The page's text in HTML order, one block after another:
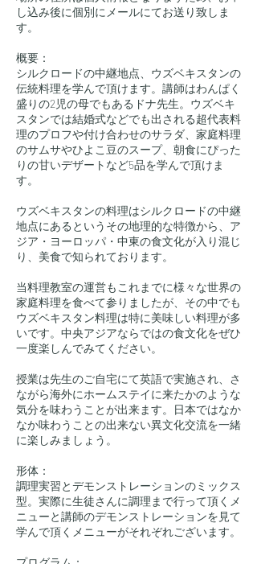
し込み後に個別にメールにてお送り致しま
す。
概要：
シルクロードの中継地点、ウズベキスタンの
伝統料理を学んで頂けます。講師はわんぱく
盛りの2児の母でもあるドナ先生。ウズベキ
スタンでは結婚式などでも出される超代表料
理のプロフや付け合わせのサラダ、家庭料理
のサムサやひよこ豆のスープ、朝食にぴった
りの甘いデザートなど5品を学んで頂けま
す。
ウズベキスタンの料理はシルクロードの中継
地点にあるというその地理的な特徴から、ア
ジア・ヨーロッパ・中東の食文化が入り混じ
り、美食で知られております。
当料理教室の運営もこれまでに様々な世界の
家庭料理を食べて参りましたが、その中でも
ウズベキスタン料理は特に美味しい料理が多
いです。中央アジアならではの食文化をぜひ
一度楽しんでみてください。
授業は先生のご自宅にて英語で実施され、さ
ながら海外にホームステイに来たかのような
気分を味わうことが出来ます。日本ではなか
なか味わうことの出来ない異文化交流を一緒
に楽しみましょう。
形体：
調理実習とデモンストレーションのミックス
型。実際に生徒さんに調理まで行って頂くメ
ニューと講師のデモンストレーションを見て
学んで頂くメニューがそれぞれございます。